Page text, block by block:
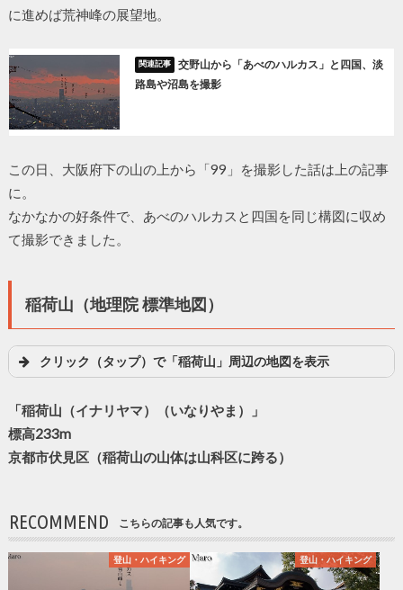
に進めば荒神峰の展望地。
交野山から「あべのハルカス」と四国、淡
路島や沼島を撮影
この日、大阪府下の山の上から「99」を撮影した話は上の記事
に。
なかなかの好条件で、あべのハルカスと四国を同じ構図に収め
て撮影できました。
稲荷山（地理院 標準地図）
クリック（タップ）で「稲荷山」周辺の地図を表示
「稲荷山（イナリヤマ）（いなりやま）」
標高233m
京都市伏見区（稲荷山の山体は山科区に跨る）
RECOMMEND こちらの記事も人気です。
登山・ハイキング 登山・ハイキング